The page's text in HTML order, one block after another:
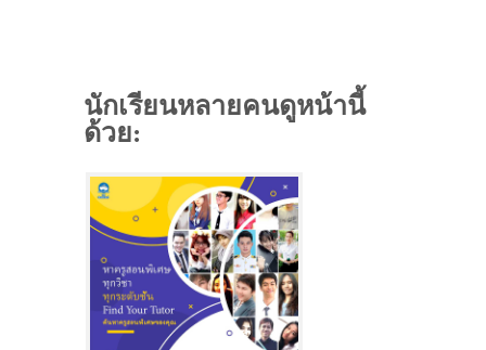
นักเรียนหลายคนดูหน้านี้
ด้วย: